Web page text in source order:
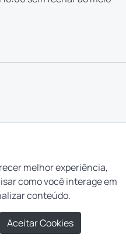
Intermediação de Imóveis
melhor experiência,
como você interage em
conteúdo.
Aceitar Cookies